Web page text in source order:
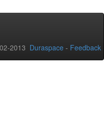
2013 Duraspace - Feedback